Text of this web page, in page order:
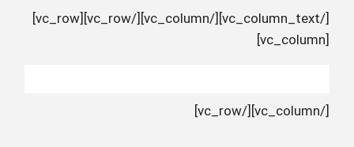
[/vc_column_text][/vc_column][/vc_row][vc_row]
[vc_column]
[/vc_column][/vc_row]